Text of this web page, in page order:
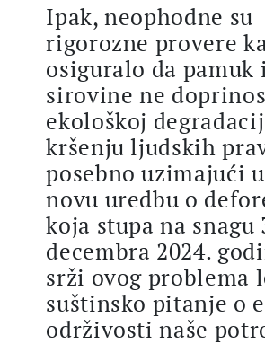
Ipak, neophodne su
rigorozne provere
osiguralo da pamuk
sirovine ne
ekološkoj
kršenju ljudskih
posebno uzimajući
novu uredbu o
koja stupa na snagu
decembra 2024.
srži ovog problema
suštinsko pitanje o
održivosti naše